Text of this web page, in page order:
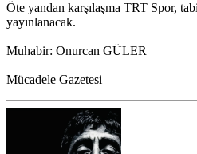
Öte yandan karşılaşma TRT Spor,
yayınlanacak.
Muhabir: Onurcan GÜLER
Mücadele Gazetesi